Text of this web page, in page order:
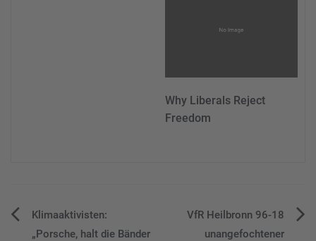
Why Liberals Reject
Freedom
Beitragsnavigation
Klimaaktivisten:
„Porsche, halt die Bänder
VfR Heilbronn 96-18
unangefochtener